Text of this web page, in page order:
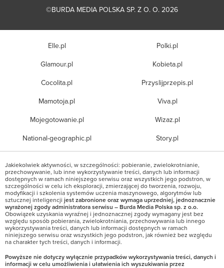
©BURDA MEDIA POLSKA SP. Z O. O. 2026
Elle.pl
Glamour.pl
Cocolita.pl
Mamotoja.pl
Mojegotowanie.pl
National-geographic.pl
Polki.pl
Kobieta.pl
Przyslijprzepis.pl
Viva.pl
Wizaz.pl
Story.pl
Jakiekolwiek aktywności, w szczególności: pobieranie, zwielokrotnianie,
przechowywanie, lub inne wykorzystywanie treści, danych lub informacji
dostępnych w ramach niniejszego serwisu oraz wszystkich jego podstron, w
szczególności w celu ich eksploracji, zmierzającej do tworzenia, rozwoju,
modyfikacji i szkolenia systemów uczenia maszynowego, algorytmów lub
sztucznej inteligencji jest zabronione oraz wymaga uprzedniej, jednoznacznie
wyrażonej zgody administratora serwisu – Burda Media Polska sp. z o.o.
Obowiązek uzyskania wyraźnej i jednoznacznej zgody wymagany jest bez
względu sposób pobierania, zwielokrotniania, przechowywania lub innego
wykorzystywania treści, danych lub informacji dostępnych w ramach
niniejszego serwisu oraz wszystkich jego podstron, jak również bez względu
na charakter tych treści, danych i informacji.
Powyższe nie dotyczy wyłącznie przypadków wykorzystywania treści, danych i
informacji w celu umożliwienia i ułatwienia ich wyszukiwania przez